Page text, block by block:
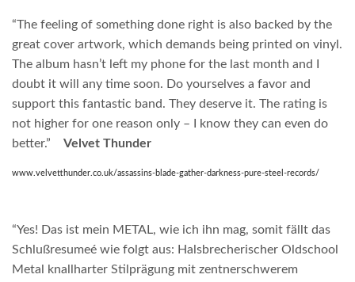
“The feeling of something done right is also backed by the
great cover artwork, which demands being printed on vinyl.
The album hasn’t left my phone for the last month and I
doubt it will any time soon. Do yourselves a favor and
support this fantastic band. They deserve it. The rating is
not higher for one reason only – I know they can even do
better.” Velvet Thunder
www.velvetthunder.co.uk/assassins-blade-gather-darkness-pure-steel-records/
“Yes! Das ist mein METAL, wie ich ihn mag, somit fällt das
Schlußresumeé wie folgt aus: Halsbrecherischer Oldschool
Metal knallharter Stilprägung mit zentnerschwerem